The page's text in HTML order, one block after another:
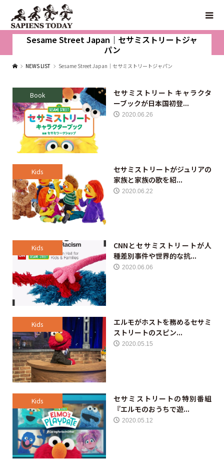
Sesame Street Japan｜セサミストリートジャ
パン
NEWS LIST Sesame Street Japan｜セサミストリートジャパン
Book
セサミストリート キャラクタ
ーブックが日本国初登...
2020.06.26
Kids
セサミストリートがジュリアの
家族と家族の歌を紹...
2020.06.22
Kids
CNNとセサミストリートが人
種差別事件や世界的な抗...
2020.06.06
Kids
エルモがホストを務めるセサミ
ストリートのスピン...
2020.05.15
Kids
セサミストリートの特別番組
『エルモのおうちで遊...
2020.05.12